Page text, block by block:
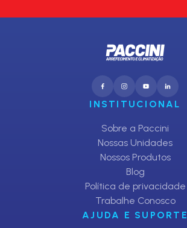
INSTITUCIONAL
Sobre a Paccini
Nossas Unidades
Nossos Produtos
Blog
Política de privacidade
Trabalhe Conosco
AJUDA E SUPORTE